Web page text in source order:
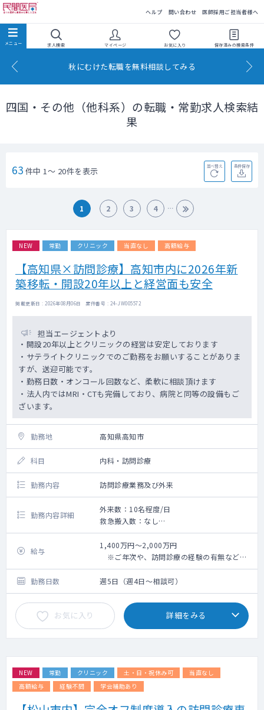
ヘルプ 問い合わせ 医師採用ご担当者様へ
求人検索 マイページ お気に入り 保存済みの検索条件
秋にむけた転職を無料相談してみる
四国・その他（他科系）の転職・常勤求人検索結
果
63 件中 1～ 20件を表示 並べ替え 条件保存
1 2 3 4
NEW 常勤 クリニック 当直なし 高額給与
【高知県×訪問診療】高知市内に2026年新
築移転・開設20年以上と経営面も安全
掲載更新日 : 2026年08月06日 案件番号 : 24-JW005572
担当エージェントより
・開設20年以上とクリニックの経営は安定しております
・サテライトクリニックでのご勤務をお願いすることがありま
すが、送迎可能です。
・勤務日数・オンコール回数など、柔軟に相談頂けます
・法人内ではMRI・CTも完備しており、病院と同等の設備もご
ざいます。
勤務地 高知県高知市
科目 内科・訪問診療
勤務内容 訪問診療業務及び外来
勤務内容詳細
外来数：10名程度/日
救急搬入数：なし
手術数：なし
市内のクリニック及びサテライトクリニック
（車で30分程度）での勤務をお願いいたしま
す。
≪高知市内≫
外来10名程度/日
訪問180名程度
※訪問がメインのクリニックです。
訪問30名程度
※外来がメインのクリニックです。（クラー
給与
1,400万円～2,000万円
※ご年次や、訪問診療の経験の有無などに
より変動
勤務日数
週5日（週4日～相談可）
お気に入り 詳細をみる
NEW 常勤 クリニック 土・日・祝休み可
当直なし
高額給与
経験不問 学会補助あり